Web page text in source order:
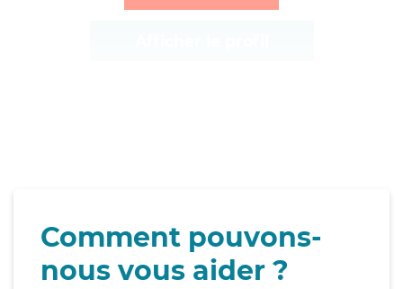
Comment pouvons-
nous vous aider ?